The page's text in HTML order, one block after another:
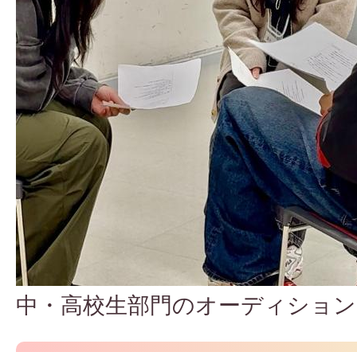
中・高校生部門のオーディショ